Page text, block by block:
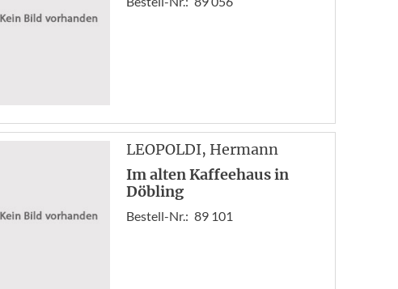
LEOPOLDI, Hermann
Im alten Kaffeehaus in
Döbling
Bestell-Nr.: 89 101